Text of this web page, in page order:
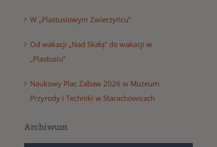
W „Plastusiowym Zwierzyńcu”
Od wakacji „Nad Skałą” do wakacji w
„Plastusiu”
Naukowy Plac Zabaw 2026 w Muzeum
Przyrody i Techniki w Starachowicach
Archiwum